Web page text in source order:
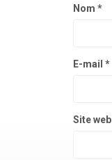
Nom *
E-mail *
Site web